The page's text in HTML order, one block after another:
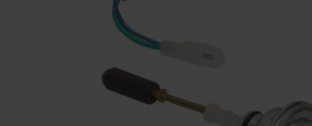
Montage/Arbetshandske
ETH01m
125